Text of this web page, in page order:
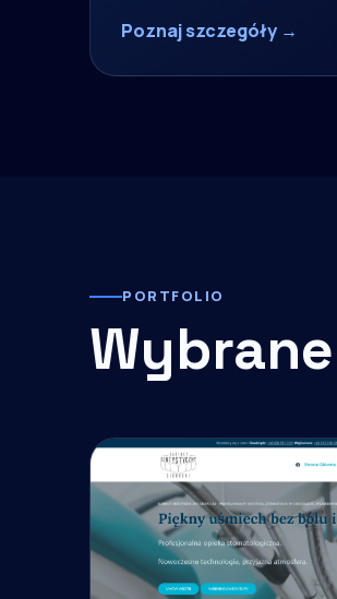
Poznaj szczegóły →
PORTFOLIO